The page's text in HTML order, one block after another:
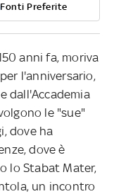
Fonti Preferite
anni fa, moriva
l'anniversario,
dall'Accademia
le "sue"
dove ha
dove è
lo Stabat Mater,
un incontro